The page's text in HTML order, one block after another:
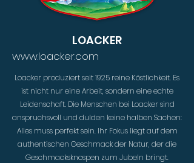
LOACKER
www.loacker.com
Loacker produziert seit 1925 reine Köstlichkeit. Es
ist nicht nur eine Arbeit, sondern eine echte
Leidenschaft. Die Menschen bei Loacker sind
anspruchsvoll und dulden keine halben Sachen:
Alles muss perfekt sein. Ihr Fokus liegt auf dem
authentischen Geschmack der Natur, der die
Geschmacksknospen zum Jubeln bringt.